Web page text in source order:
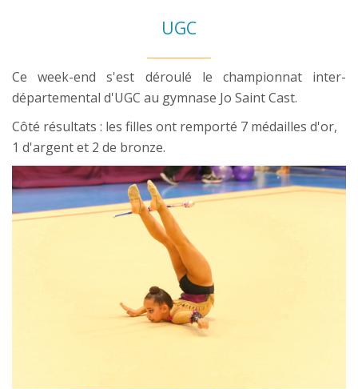
UGC
Ce week-end s'est déroulé le championnat inter-
départemental d'UGC au gymnase Jo Saint Cast.
Côté résultats : les filles ont remporté 7 médailles d'or,
1 d'argent et 2 de bronze.